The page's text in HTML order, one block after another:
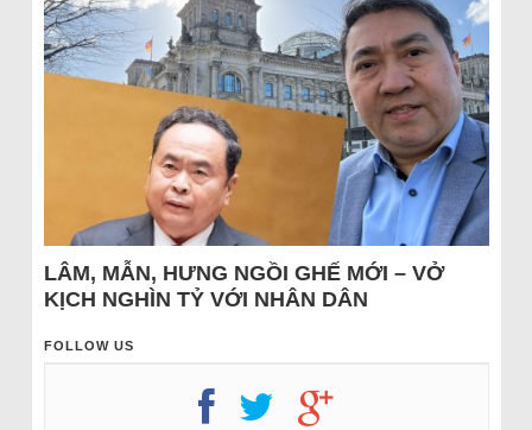
LÂM, MẪN, HƯNG NGỒI GHẾ MỚI – VỞ
KỊCH NGHÌN TỶ VỚI NHÂN DÂN
FOLLOW US